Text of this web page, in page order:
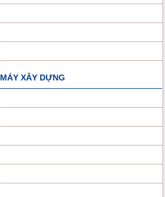
MÁY XÂY DỰNG